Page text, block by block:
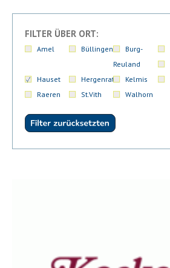
FILTER ÜBER ORT:
Amel Büllingen
Burg-
Reuland
Hauset
Hergenrath Kelmis
Raeren
St.Vith Walhorn